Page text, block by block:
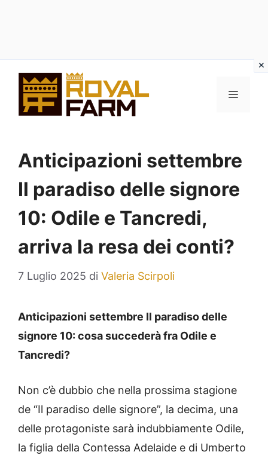
contenuto
MENU
Anticipazioni settembre
Il paradiso delle signore
10: Odile e Tancredi,
arriva la resa dei conti?
7 Luglio 2025 di Valeria Scirpoli
Anticipazioni settembre Il paradiso delle
signore 10: cosa succederà fra Odile e
Tancredi?
Non c’è dubbio che nella prossima stagione
de “Il paradiso delle signore”, la decima, una
delle protagoniste sarà indubbiamente Odile,
la figlia della Contessa Adelaide e di Umberto